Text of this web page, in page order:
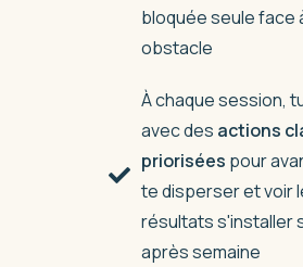
bloquée seule face
obstacle
À chaque session,
avec des actions
priorisées pour
te disperser et voir
résultats s'installer
après semaine